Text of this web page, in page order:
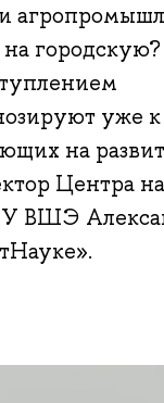
городскую?
уже
на
Центра
ВШЭ